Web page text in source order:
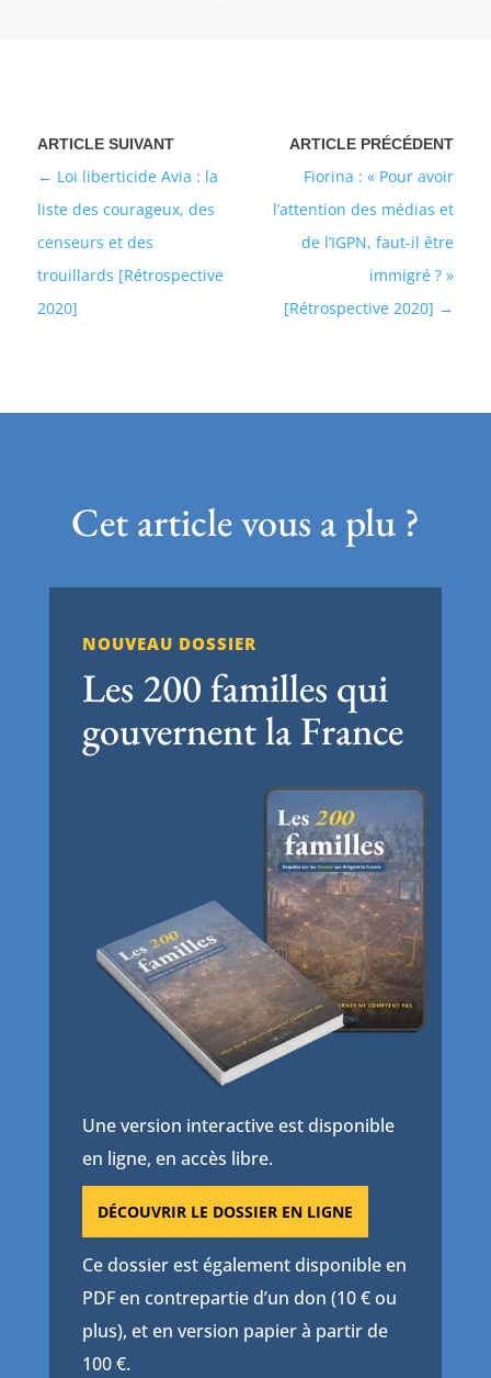
Fiorina : « Pour avoir
l’attention des médias et
de l’IGPN, faut-il être
immigré ? »
[Rétrospective 2020]
Loi liberticide Avia : la
liste des courageux, des
censeurs et des
trouillards [Rétrospective
2020]
Cet article vous a plu ?
NOUVEAU DOSSIER
Les 200 familles qui
gouvernent la France
Une version interactive est disponible
en ligne, en accès libre.
DÉCOUVRIR LE DOSSIER EN LIGNE
Ce dossier est également disponible en
PDF en contrepartie d’un don (10 € ou
plus), et en version papier à partir de
100 €.